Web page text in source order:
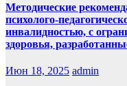
Методические
психолого-
инвалидностью, с
здоровья,
Июн 18, 2025 admin